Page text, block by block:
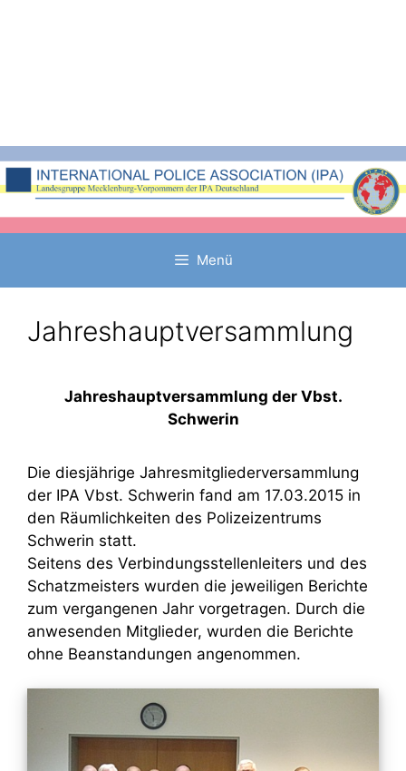
Menü
Jahreshauptversammlung
Jahreshauptversammlung der Vbst.
Schwerin
Die diesjährige Jahresmitgliederversammlung
der IPA Vbst. Schwerin fand am 17.03.2015 in
den Räumlichkeiten des Polizeizentrums
Schwerin statt.
Seitens des Verbindungsstellenleiters und des
Schatzmeisters wurden die jeweiligen Berichte
zum vergangenen Jahr vorgetragen. Durch die
anwesenden Mitglieder, wurden die Berichte
ohne Beanstandungen angenommen.